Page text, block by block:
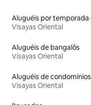
Visayas Oriental
Aluguéis de bangalôs
Visayas Oriental
Aluguéis de condomínios
Visayas Oriental